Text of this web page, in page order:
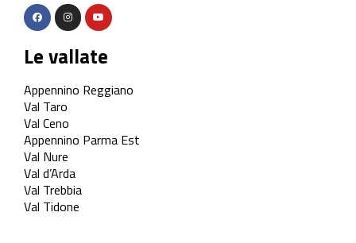
Le vallate
Appennino Reggiano
Val Taro
Val Ceno
Appennino Parma Est
Val Nure
Val d’Arda
Val Trebbia
Val Tidone